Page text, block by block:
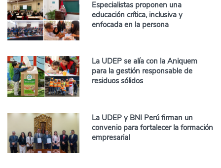
Especialistas proponen una
educación crítica, inclusiva y
enfocada en la persona
La UDEP se alía con la Aniquem
para la gestión responsable de
residuos sólidos
La UDEP y BNI Perú firman un
convenio para fortalecer la formación
empresarial